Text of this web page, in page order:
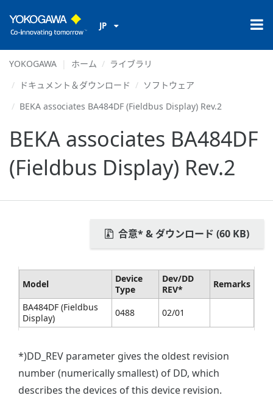
JP
YOKOGAWA ホーム
ライブラリ
ドキュメント＆ダウンロード
ソフトウェア
BEKA associates BA484DF (Fieldbus Display) Rev.2
BEKA associates BA484DF
(Fieldbus Display) Rev.2
合意* & ダウンロード (60 KB)
Model
Device
Type
Dev/DD
REV*
Remarks
BA484DF (Fieldbus
Display)
0488 02/01
*)DD_REV parameter gives the oldest revision
number (numerically smallest) of DD, which
describes the devices of this device revision.